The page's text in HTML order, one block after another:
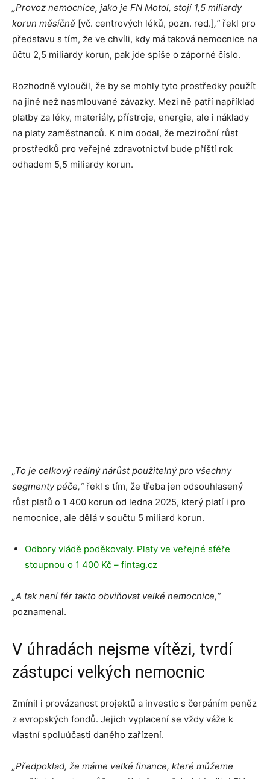
„Provoz nemocnice, jako je FN Motol, stojí 1,5 miliardy
korun měsíčně [vč. centrových léků, pozn. red.],“řekl pro
představu s tím, že ve chvíli, kdy má taková nemocnice na
účtu 2,5 miliardy korun, pak jde spíše o záporné číslo.
Rozhodně vyloučil, že by se mohly tyto prostředky použít
na jiné než nasmlouvané závazky. Mezi ně patří například
platby za léky, materiály, přístroje, energie, ale i náklady
na platy zaměstnanců. K nim dodal, že meziroční růst
prostředků pro veřejné zdravotnictví bude příští rok
odhadem 5,5 miliardy korun.
„To je celkový reálný nárůst použitelný pro všechny
segmenty péče,“řekl s tím, že třeba jen odsouhlasený
růst platů o 1 400 korun od ledna 2025, který platí i pro
nemocnice, ale dělá v součtu 5 miliard korun.
Odbory vládě poděkovaly. Platy ve veřejné sféře
stoupnou o 1 400 Kč – fintag.cz
„A tak není fér takto obviňovat velké nemocnice,“
poznamenal.
V úhradách nejsme vítězi, tvrdí
zástupci velkých nemocnic
Zmínil i provázanost projektů a investic s čerpáním peněz
z evropských fondů. Jejich vyplacení se vždy váže k
vlastní spoluúčasti daného zařízení.
„Předpoklad, že máme velké finance, které můžeme